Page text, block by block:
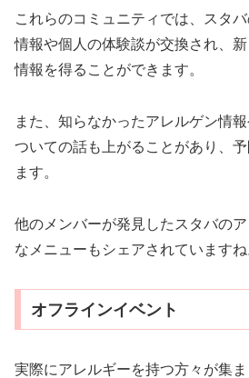
これらのコミュニティでは、スタ
情報や個人の体験談が交換され、
情報を得ることができます。
また、知らなかったアレルゲン情
ついての話も上がることがあり、
ます。
他のメンバーが発見したスタバの
なメニューもシェアされていますね
オフラインイベント
実際にアレルギーを持つ方々が集ま